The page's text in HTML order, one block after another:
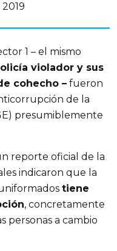
1 – el mismo
violador y sus
cohecho – fueron
de la
presumiblemente
reporte oficial de la
indicaron que la
tiene
, concretamente
personas a cambio